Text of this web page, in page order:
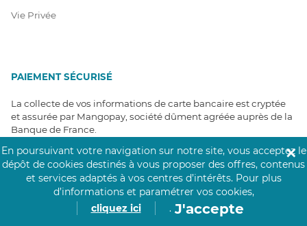
Vie Privée
PAIEMENT SÉCURISÉ
La collecte de vos informations de carte bancaire est cryptée
et assurée par Mangopay, société dûment agréée auprès de la
Banque de France.
En poursuivant votre navigation sur notre site, vous acceptez le
dépôt de cookies destinés à vous proposer des offres, contenus
et services adaptés à vos centres d’intérêts. Pour plus
d’informations et paramétrer vos cookies,
cliquez ici
. J'accepte
✕